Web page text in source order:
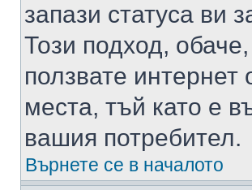
запази статуса ви
Този подход,
ползвате
места, тъй като е
вашия потребител.
Върнете се в началото